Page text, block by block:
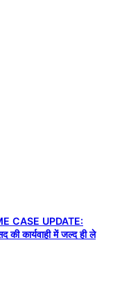
CASE UPDATE:
की कार्यवाही में जल्द ही ले